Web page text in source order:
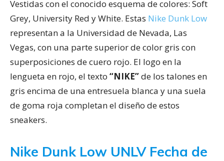
Vestidas con el conocido esquema de colores: Soft
Grey, University Red y White. Estas Nike Dunk Low
representan a la Universidad de Nevada, Las
Vegas, con una parte superior de color gris con
superposiciones de cuero rojo. El logo en la
lengueta en rojo, el texto “NIKE”de los talones en
gris encima de una entresuela blanca y una suela
de goma roja completan el diseño de estos
sneakers.
Nike Dunk Low UNLV Fecha de